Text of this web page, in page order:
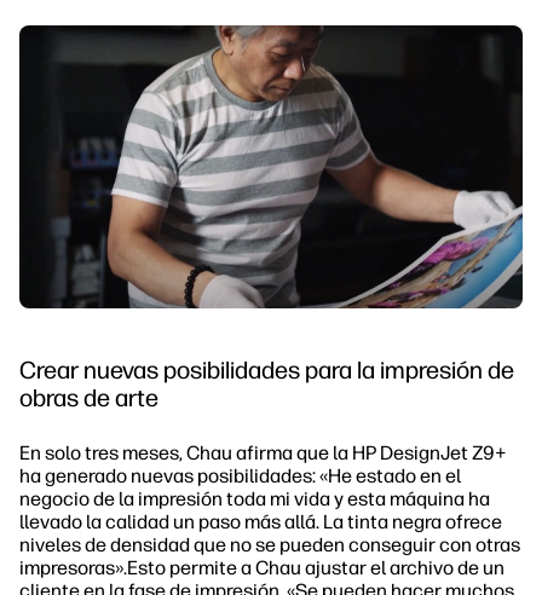
Crear nuevas posibilidades para la impresión de
obras de arte
En solo tres meses, Chau afirma que la HP DesignJet Z9+
ha generado nuevas posibilidades: «He estado en el
negocio de la impresión toda mi vida y esta máquina ha
llevado la calidad un paso más allá. La tinta negra ofrece
niveles de densidad que no se pueden conseguir con otras
impresoras».Esto permite a Chau ajustar el archivo de un